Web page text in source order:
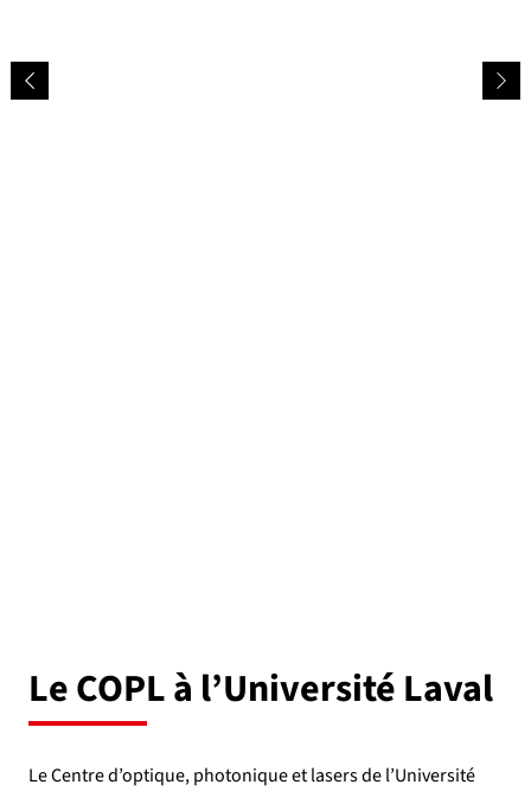
Le COPL à l’Université Laval
Le Centre d’optique, photonique et lasers de l’Université